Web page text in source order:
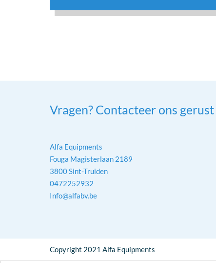
Vragen? Contacteer ons gerust
Alfa Equipments
Fouga Magisterlaan 2189
3800 Sint-Truiden
0472252932
Info@alfabv.be
Copyright 2021 Alfa Equipments